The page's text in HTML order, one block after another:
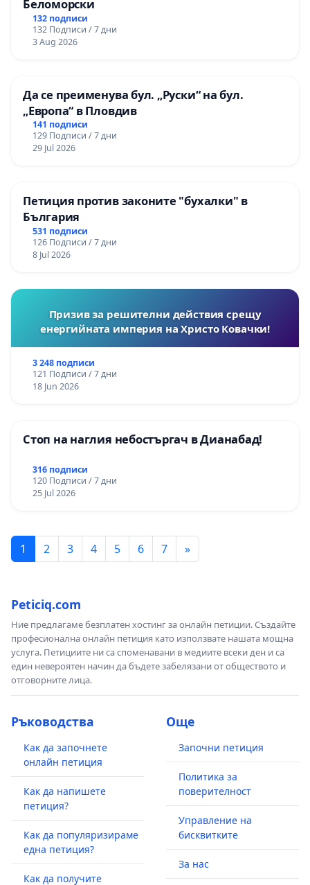
Беломорски
132 подписи
132 Подписи / 7 дни
3 Aug 2026
Да се преименува бул. „Руски“ на бул.
„Европа“ в Пловдив
141 подписи
129 Подписи / 7 дни
29 Jul 2026
Петиция против законите "бухалки" в
България
531 подписи
126 Подписи / 7 дни
8 Jul 2026
Призив за решителни действия срещу
енергийната империя на Христо Ковачки!
3 248 подписи
121 Подписи / 7 дни
18 Jun 2026
Стоп на наглия небостъргач в Дианабад!
316 подписи
120 Подписи / 7 дни
25 Jul 2026
1 2 3 4 5 6 7 »
Peticiq.com
Ние предлагаме безплатен хостинг за онлайн петиции. Създайте
професионална онлайн петиция като използвате нашата мощна
услуга. Петициите ни са споменавани в медиите всеки ден и са
един невероятен начин да бъдете забелязани от обществото и
отговорните лица.
Ръководства
Как да започнете
онлайн петиция
Как да напишете
петиция?
Как да популяризираме
една петиция?
Как да получите
Още
Започни петиция
Политика за
поверителност
Управление на
бисквитките
За нас